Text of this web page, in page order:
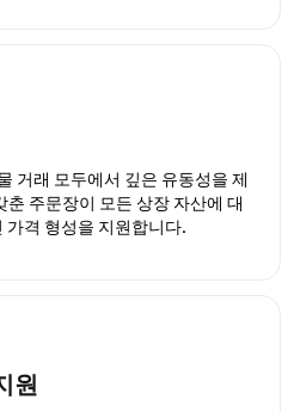
거래 모두에서 깊은 유동성을 제
주문장이 모든 상장 자산에 대
격 형성을 지원합니다.
원